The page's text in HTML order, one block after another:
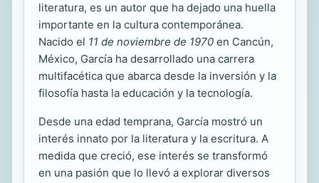
literatura, es un autor que ha dejado una huella
importante en la cultura contemporánea.
Nacido el 11 de noviembre de 1970 en Cancún,
México, García ha desarrollado una carrera
multifacética que abarca desde la inversión y la
filosofía hasta la educación y la tecnología.
Desde una edad temprana, García mostró un
interés innato por la literatura y la escritura. A
medida que creció, ese interés se transformó
en una pasión que lo llevó a explorar diversos